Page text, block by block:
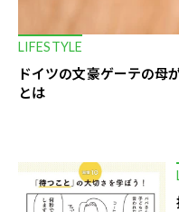
LIFESTYLE
ドイツの文豪ゲーテの母
とは